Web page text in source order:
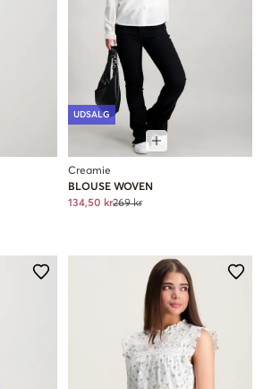
UDSALG
Creamie
BLOUSE WOVEN
134,50 kr269 kr